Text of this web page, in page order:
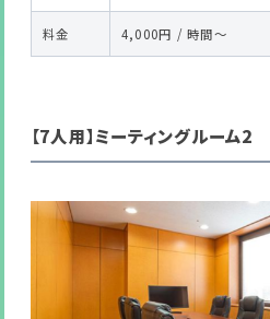
料金 4,000円 / 時間～
【7人用】ミーティングルーム2